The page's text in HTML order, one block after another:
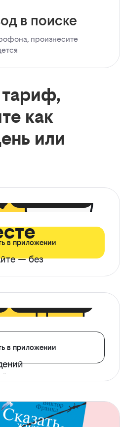
в поиске
произнесите
как
или
— без
в приложении
в приложении